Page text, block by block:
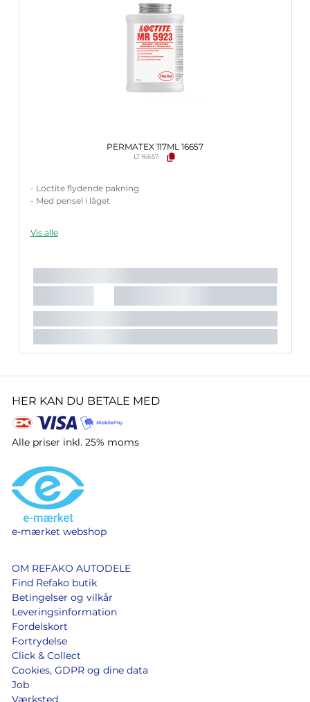
PERMATEX 117ML 16657
LT 16657
- Loctite flydende pakning
- Med pensel i låget
Vis alle
HER KAN DU BETALE MED
Alle priser inkl. 25% moms
e-mærket webshop
OM REFAKO AUTODELE
Find Refako butik
Betingelser og vilkår
Leveringsinformation
Fordelskort
Fortrydelse
Click & Collect
Cookies, GDPR og dine data
Job
Værksted